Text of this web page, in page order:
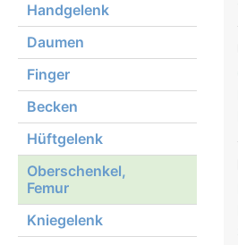
Handgelenk
Daumen
Finger
Becken
Hüftgelenk
Oberschenkel,
Femur
Kniegelenk